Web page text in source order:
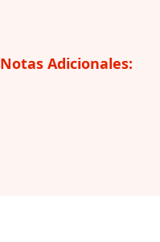
Notas Adicionales: